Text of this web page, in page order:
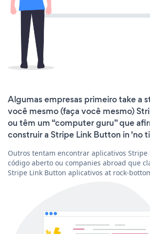
Algumas empresas primeiro take a
você mesmo (faça você mesmo)
ou têm um “computer guru” que
construir a Stripe Link Button in 'no
Outros tentam encontrar aplicativos Stripe
código aberto ou companies abroad que
Stripe Link Button aplicativos at rock-